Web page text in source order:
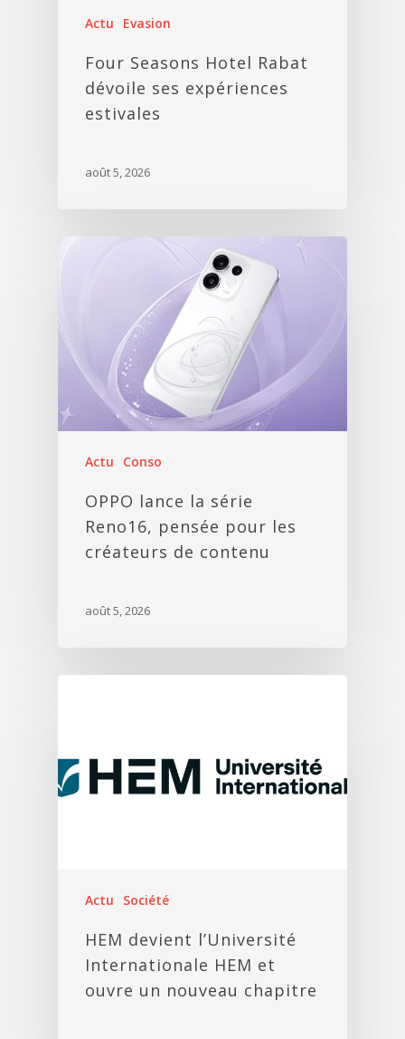
Actu Evasion
Four Seasons Hotel Rabat
dévoile ses expériences
estivales
août 5, 2026
Actu Conso
OPPO lance la série
Reno16, pensée pour les
créateurs de contenu
août 5, 2026
Actu Société
HEM devient l’Université
Internationale HEM et
ouvre un nouveau chapitre